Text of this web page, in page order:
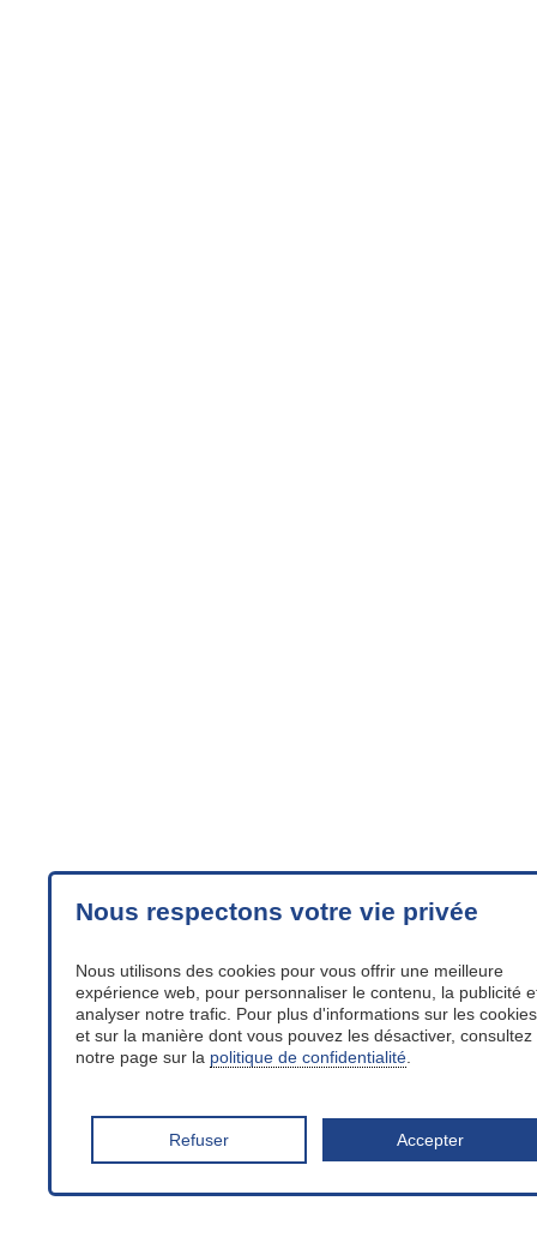
Nous respectons votre vie privée
Nous utilisons des cookies pour vous offrir une meilleure
expérience web, pour personnaliser le contenu, la publicité
analyser notre trafic. Pour plus d'informations sur les cookies
et sur la manière dont vous pouvez les désactiver, consultez
notre page sur la politique de confidentialité.
Refuser Accepter